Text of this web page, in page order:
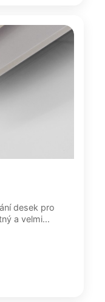
účely - matný a velmi...